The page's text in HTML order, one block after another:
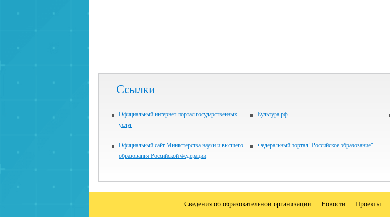
Ссылки
Официальный интернет-портал государственных
услуг
Культура.рф
Официальный сайт Министерства науки и высшего
образования Российской Федерации
Федеральный портал "Российское образование"
Сведения об образовательной организации Новости Проекты